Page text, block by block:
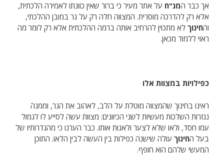
אך כבר המנ"ח על אתר מעיר כי ברור שאין כוונתו לאמירה הלכתית,
אלא רק להדרכה מוסרית. המצווה חלה רק על גר במובן ההלכתי,
והחינוך לא מתכוין להרחיב אותה ברמה ההלכתית אלא רק לומר מה
ראוי ללמוד מכאן.
כפילויות במצוות אלו
ראינו בחינוך שהמצווה מוטלת על הלב, לאהוב את הגר, וממנה
נגזרות השלכות מעשיות לשני הכיוונים: מצוות עשה לסייע לו לגמול
עמו חסד, ולאו שלא לצער ולאנות אותו. כבר הערנו כי מהגדרותיו של
בעל החינוך עולה שישנה כפילות בין העשה לבין הלאו. התוכן
המעשי שלהם הוא חופף.